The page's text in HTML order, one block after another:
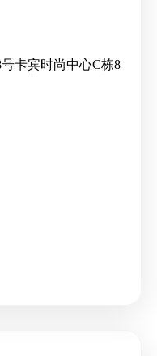
卡宾时尚中心C栋8